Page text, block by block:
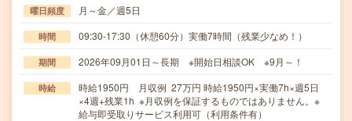
曜日頻度 月～金／週5日
時間 09:30-17:30（休憩60分）実働7時間（残業少なめ！）
期間 2026年09月01日～長期 ※開始日相談OK ※9月～！
時給
時給1950円 月収例 27万円 時給1950円×実働7h×週5日
×4週+残業1h ※月収例を保証するものではありません。※
給与即受取りサービス利用可（利用条件有）